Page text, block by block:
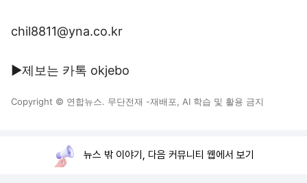
chil8811@yna.co.kr
▶제보는 카톡 okjebo
Copyright © 연합뉴스. 무단전재 -재배포, AI 학습 및 활용 금지
뉴스 밖 이야기, 다음 커뮤니티 웹에서 보기